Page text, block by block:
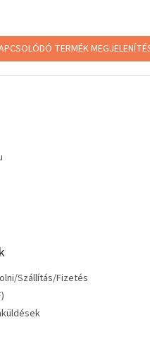
TERMÉK
Szállítás/Fizetés